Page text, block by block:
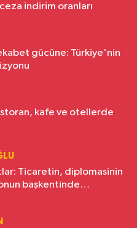
indirim oranları
gücüne: Türkiye'nin
kafe ve otellerde
Ticaretin, diplomasinin
başkentinde